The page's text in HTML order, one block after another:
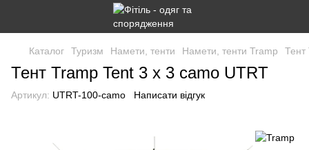
Каталог Туризм Намети, тенти Намети, тенти Tramp Тент
Тент Tramp Tent 3 х 3 camo UTRT
Артикул: UTRT-100-camo Написати відгук